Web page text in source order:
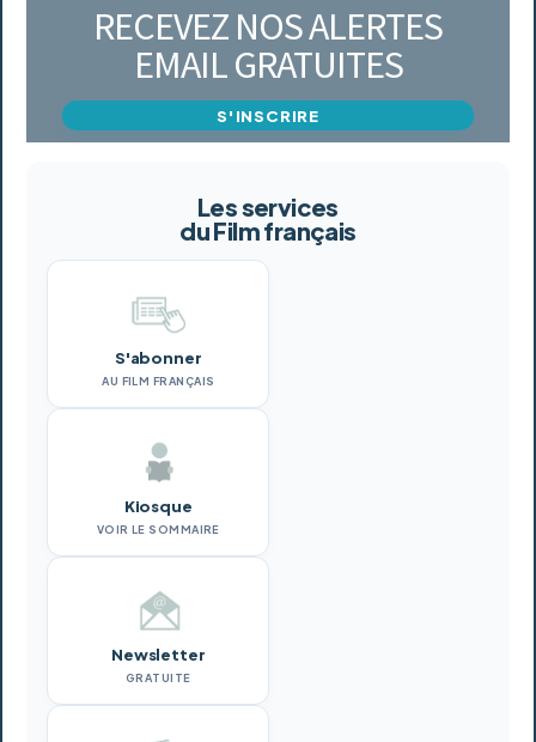
RECEVEZ NOS ALERTES
EMAIL GRATUITES
S'INSCRIRE
Les services
du Film français
S'abonner
AU FILM FRANÇAIS
Kiosque
VOIR LE SOMMAIRE
Newsletter
GRATUITE